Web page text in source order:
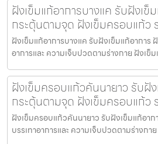
ฝังเข็มแก้อาการบางแค รับฝังเข็
กระตุ้นตามจุด ฝังเข็มครอบแก้ว
ฝังเข็มแก้อาการบางแค รับฝังเข็มแก้อาการ
อาการและ ความเจ็บปวดตามร่างกาย ฝังเข็
ฝังเข็มครอบแก้วคันนายาว รับฝั
กระตุ้นตามจุด ฝังเข็มครอบแก้ว
ฝังเข็มครอบแก้วคันนายาว รับฝังเข็มแก้อา
บรรเทาอาการและ ความเจ็บปวดตามร่างก